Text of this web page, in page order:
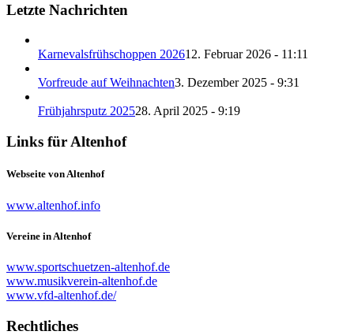
Letzte Nachrichten
Karnevalsfrühschoppen 202612. Februar 2026 - 11:11
Vorfreude auf Weihnachten3. Dezember 2025 - 9:31
Frühjahrsputz 202528. April 2025 - 9:19
Links für Altenhof
Webseite von Altenhof
www.altenhof.info
Vereine in Altenhof
www.sportschuetzen-altenhof.de
www.musikverein-altenhof.de
www.vfd-altenhof.de/
Rechtliches